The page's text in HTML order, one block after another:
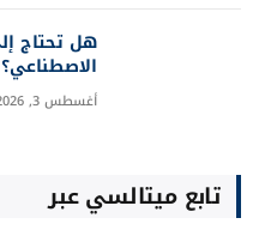
هل تحتاج
أغسطس 3, 2026
تابع ميتالسي عبر